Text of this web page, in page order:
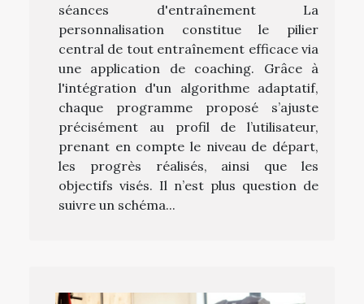
séances d'entraînement La
personnalisation constitue le pilier
central de tout entraînement efficace via
une application de coaching. Grâce à
l'intégration d'un algorithme adaptatif,
chaque programme proposé s’ajuste
précisément au profil de l’utilisateur,
prenant en compte le niveau de départ,
les progrès réalisés, ainsi que les
objectifs visés. Il n’est plus question de
suivre un schéma...